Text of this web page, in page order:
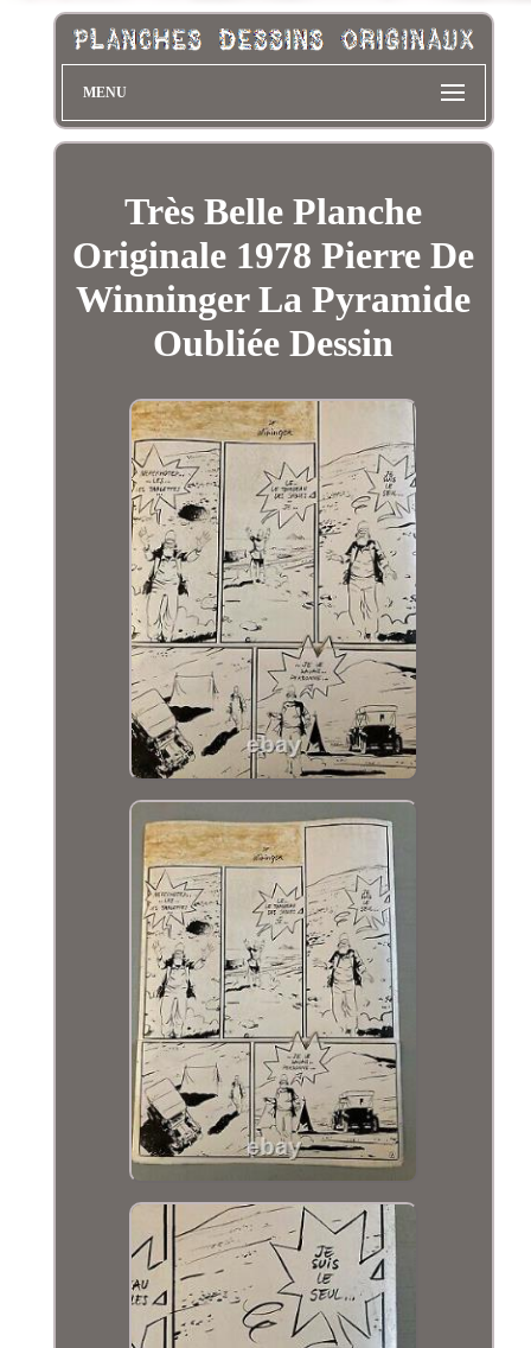
MENU
Très Belle Planche
Originale 1978 Pierre De
Winninger La Pyramide
Oubliée Dessin